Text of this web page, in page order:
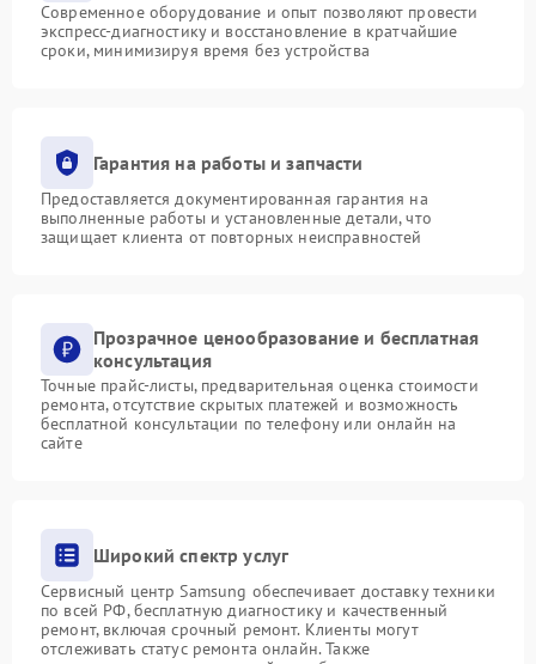
Современное оборудование и опыт позволяют провести
экспресс-диагностику и восстановление в кратчайшие
сроки, минимизируя время без устройства
Гарантия на работы и запчасти
Предоставляется документированная гарантия на
выполненные работы и установленные детали, что
защищает клиента от повторных неисправностей
Прозрачное ценообразование и бесплатная
консультация
Точные прайс-листы, предварительная оценка стоимости
ремонта, отсутствие скрытых платежей и возможность
бесплатной консультации по телефону или онлайн на
сайте
Широкий спектр услуг
Сервисный центр Samsung обеспечивает доставку техники
по всей РФ, бесплатную диагностику и качественный
ремонт, включая срочный ремонт. Клиенты могут
отслеживать статус ремонта онлайн. Также